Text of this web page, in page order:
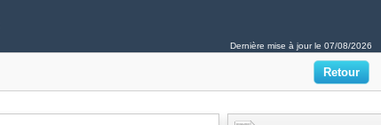
Dernière mise à jour le 07/08/2026